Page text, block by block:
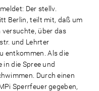
Der stellv.
Berlin, teilt mit, daß um
versuchte, über das
und Lehrter
entkommen. Als die
die Spree und
Durch einen
Sperrfeuer gegeben,